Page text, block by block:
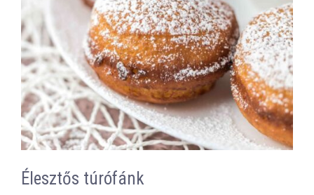
Élesztős túrófánk